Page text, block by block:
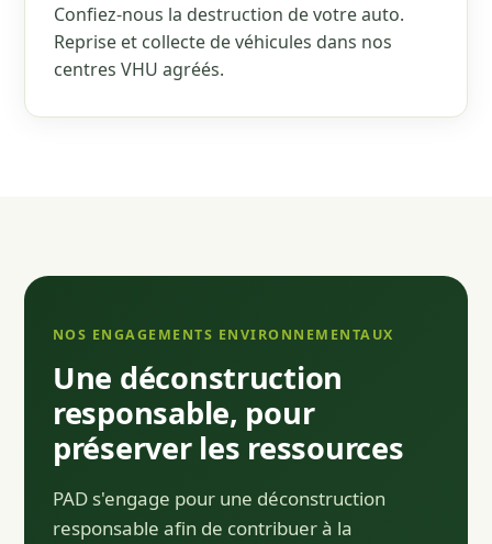
Confiez-nous la destruction de votre auto.
Reprise et collecte de véhicules dans nos
centres VHU agréés.
NOS ENGAGEMENTS ENVIRONNEMENTAUX
Une déconstruction
responsable, pour
préserver les ressources
PAD s'engage pour une déconstruction
responsable afin de contribuer à la